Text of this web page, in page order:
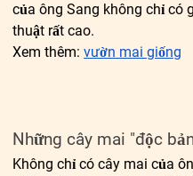
của ông Sang không chỉ có
thuật rất cao.
Xem thêm: vườn mai giống
Những cây mai "độc
Không chỉ có cây mai của